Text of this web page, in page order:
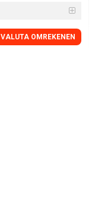
VALUTA OMREKENEN